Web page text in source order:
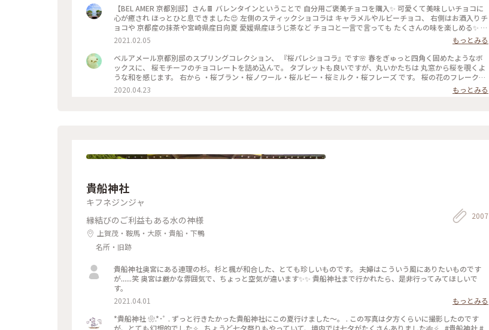
【BEL AMER 京都別邸】さん🍫 バレンタインということで 自分用ご褒美チョコを購入✨ 可愛くて美味しいチョコに
心が癒され ほっとひと息できました😍 左側のスティックショコラは キャラメルやルビーチョコ、 右側はお酒入りチ
ョコや 京都産の抹茶や宮崎県産日向夏 愛媛県産ほうじ茶など チョコと一言で言っても たくさんの味を楽しめる✨ パ
ッケージやデザインもとても可愛いので ご褒美チョコでもプレゼント用でも どちらにもおすすめの詰め合わせです
2021.02.05
もっとみる
ベルアメール京都別邸のスプリングコレクション、 『桜パレショコラ』です🌸 春をぎゅっと四角く固めたようなボ
ックスに、 桜モチーフのチョコレートを詰め込んで。 タブレットも良いですが、丸いかたちは 丸窓から桜を覗くよ
うな和を感じます。 右から ・桜ブラン・桜ノワール・桜ルビー・桜ミルク・桜フレーズ です。 桜の花のフレークや
ストロベリーにフランボワーズ、 ナッツやドライフルーツのトッピング。 桜の香りのミルクチョコやルビーチョコ
を使用し、 一枚ずつ違う味を楽しめます♪ 金銀のキラキラと満開の桜、 テーブルの上でのお花見も良いですね😊 #
2020.04.23 もっとみる
貴船神社
キフネジンジャ
縁結びのご利益もある水の神様
上賀茂・鞍馬・大原・貴船・下鴨
名所・旧跡
2007
貴船神社奥宮にある連理の杉。杉と楓が和合した、とても珍しいものです。 夫婦はこういう風にありたいものです
が......笑 奥宮は厳かな雰囲気で、ちょっと空気が違います✨✨ 貴船神社まで行かれたら、是非行ってみてほしいで
す。
2021.04.01
もっとみる
*貴船神社 ❀.*･ﾟ . ずっと行きたかった貴船神社にこの夏行けました～。 . この写真は夕方くらいに撮影したのです
が、とても幻想的でした✧︎ . ちょうど七夕祭りもやっていて、境内では七夕がたくさんありました🎋✧̣̥̇ . #貴船神社 #